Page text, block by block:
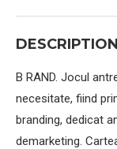
DESCRIPTION
B RAND. Jocul
necesitate, fiind
branding, dedicat
demarketing.